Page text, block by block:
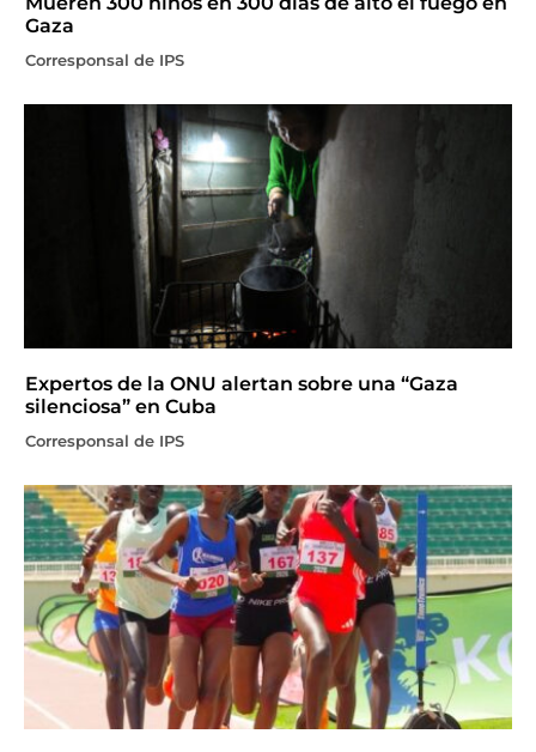
Gaza
Corresponsal de IPS
Expertos de la ONU alertan sobre una “Gaza
silenciosa” en Cuba
Corresponsal de IPS